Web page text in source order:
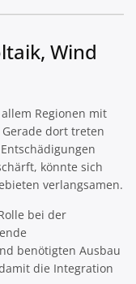
Wind
Regionen mit
dort treten
könnte sich
verlangsamen.
bei der
benötigten Ausbau
die Integration